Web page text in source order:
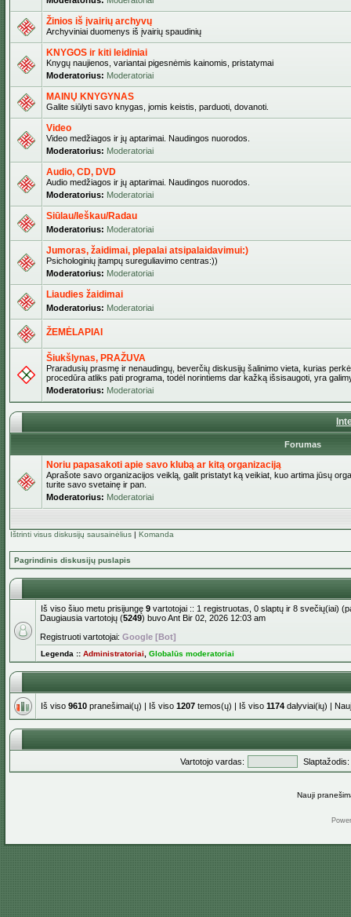
Žinios iš įvairių archyvų
Archyviniai duomenys iš įvairių spaudinių
KNYGOS ir kiti leidiniai
Knygų naujienos, variantai pigesnėmis kainomis, pristatymai
Moderatorius: Moderatoriai
MAINŲ KNYGYNAS
Galite siūlyti savo knygas, jomis keistis, parduoti, dovanoti.
Video
Video medžiagos ir jų aptarimai. Naudingos nuorodos.
Moderatorius: Moderatoriai
Audio, CD, DVD
Audio medžiagos ir jų aptarimai. Naudingos nuorodos.
Moderatorius: Moderatoriai
Siūlau/Ieškau/Radau
Moderatorius: Moderatoriai
Jumoras, žaidimai, plepalai atsipalaidavimui:)
Psichologinių įtampų sureguliavimo centras:))
Moderatorius: Moderatoriai
Liaudies žaidimai
Moderatorius: Moderatoriai
ŽEMĖLAPIAI
Šiukšlynas, PRAŽUVA
Praradusių prasmę ir nenaudingų, beverčių diskusijų šalinimo vieta, kurias
procedūra atliks pati programa, todėl norintiems dar kažką išsisaugoti, yra
Moderatorius: Moderatoriai
Forumas
Noriu papasakoti apie savo klubą ar kitą organizaciją
Aprašote savo organizacijos veiklą, galit pristatyt ką veikiat, kuo artima jūsų
turite savo svetainę ir pan.
Moderatorius: Moderatoriai
Ištrinti visus diskusijų sausainėlius | Komanda
Pagrindinis diskusijų puslapis
Iš viso šiuo metu prisijungę 9 vartotojai :: 1 registruotas, 0 slaptų ir 8 svečių(iai)
Daugiausia vartotojų (5249) buvo Ant Bir 02, 2026 12:03 am
Registruoti vartotojai: Google [Bot]
Legenda :: Administratoriai Globalūs moderatoriai
Iš viso 9610 pranešimai(ų) | Iš viso 1207 temos(ų) | Iš viso 1174 dalyviai(ių) |
Vartotojo vardas: Slaptažodis:
Nauji